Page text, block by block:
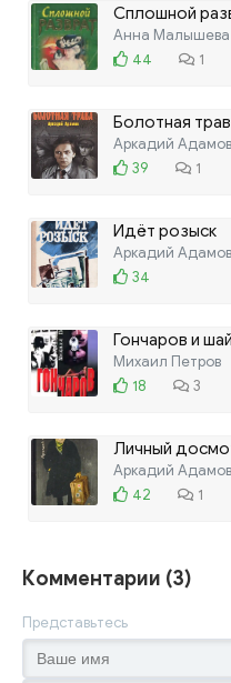
Сплошной
Анна Малышева
44
1
Болотная
Аркадий Адамов
39
1
Идёт розыск
Аркадий Адамов
34
Гончаров и
Михаил Петров
18
3
Личный
Аркадий Адамов
42
1
Комментарии (3)
Представьтесь